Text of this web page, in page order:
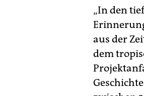
„In den
aus der
dem